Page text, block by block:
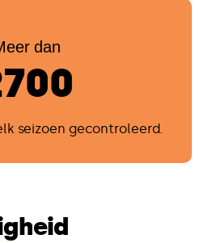
dan
seizoen gecontroleerd.